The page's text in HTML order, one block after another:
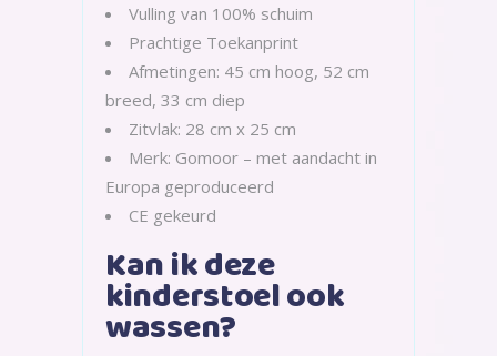
Vulling van 100% schuim
Prachtige Toekanprint
Afmetingen: 45 cm hoog, 52 cm
breed, 33 cm diep
Zitvlak: 28 cm x 25 cm
Merk: Gomoor – met aandacht in
Europa geproduceerd
CE gekeurd
Kan ik deze
kinderstoel ook
wassen?